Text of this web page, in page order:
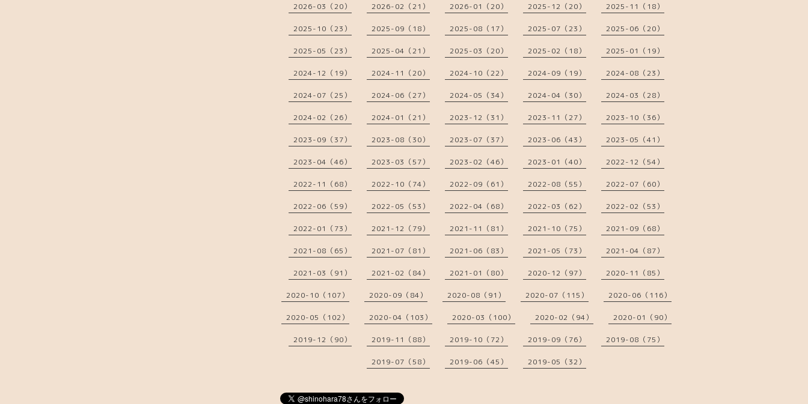
2026-03（20） 2026-02（21） 2026-01（20） 2025-12（20） 2025-11（18）
2025-10（23） 2025-09（18） 2025-08（17） 2025-07（23） 2025-06（20）
2025-05（23） 2025-04（21） 2025-03（20） 2025-02（18） 2025-01（19）
2024-12（19） 2024-11（20） 2024-10（22） 2024-09（19） 2024-08（23）
2024-07（25） 2024-06（27） 2024-05（34） 2024-04（30） 2024-03（28）
2024-02（26） 2024-01（21） 2023-12（31） 2023-11（27） 2023-10（36）
2023-09（37） 2023-08（30） 2023-07（37） 2023-06（43） 2023-05（41）
2023-04（46） 2023-03（57） 2023-02（46） 2023-01（40） 2022-12（54）
2022-11（68） 2022-10（74） 2022-09（61） 2022-08（55） 2022-07（60）
2022-06（59） 2022-05（53） 2022-04（68） 2022-03（62） 2022-02（53）
2022-01（73） 2021-12（79） 2021-11（81） 2021-10（75） 2021-09（68）
2021-08（65） 2021-07（81） 2021-06（83） 2021-05（73） 2021-04（87）
2021-03（91） 2021-02（84） 2021-01（80） 2020-12（97） 2020-11（85）
2020-10（107） 2020-09（84） 2020-08（91） 2020-07（115） 2020-06（116）
2020-05（102） 2020-04（103） 2020-03（100） 2020-02（94） 2020-01（90）
2019-12（90） 2019-11（88） 2019-10（72） 2019-09（76） 2019-08（75）
2019-07（58） 2019-06（45） 2019-05（32）